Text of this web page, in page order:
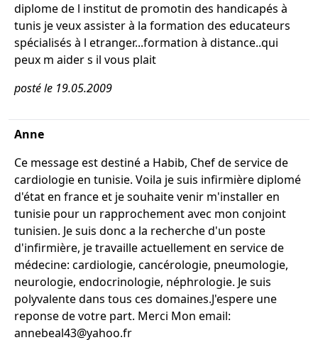
diplome de l institut de promotin des handicapés à
tunis je veux assister à la formation des educateurs
spécialisés à l etranger...formation à distance..qui
peux m aider s il vous plait
posté le 19.05.2009
Anne
Ce message est destiné a Habib, Chef de service de
cardiologie en tunisie. Voila je suis infirmière diplomé
d'état en france et je souhaite venir m'installer en
tunisie pour un rapprochement avec mon conjoint
tunisien. Je suis donc a la recherche d'un poste
d'infirmière, je travaille actuellement en service de
médecine: cardiologie, cancérologie, pneumologie,
neurologie, endocrinologie, néphrologie. Je suis
polyvalente dans tous ces domaines.J'espere une
reponse de votre part. Merci Mon email:
annebeal43@yahoo.fr